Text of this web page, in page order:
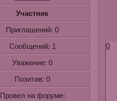
Участник
Приглашений: 0
Сообщений: 1
Уважение: 0
Позитив: 0
Провел на форуме:
0